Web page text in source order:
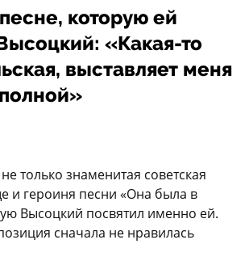
которую ей
«Какая-то
выставляет меня
только знаменитая советская
и героиня песни «Она была в
Высоцкий посвятил именно ей.
сначала не нравилась